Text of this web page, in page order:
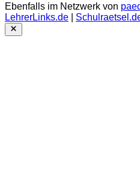
Ebenfalls im Netzwerk von
LehrerLinks.de
Close